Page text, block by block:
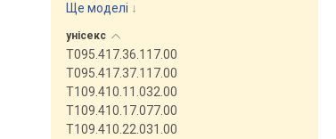
Ще моделі ↓
унісекс
T095.417.36.117.00
T095.417.37.117.00
T109.410.11.032.00
T109.410.17.077.00
T109.410.22.031.00